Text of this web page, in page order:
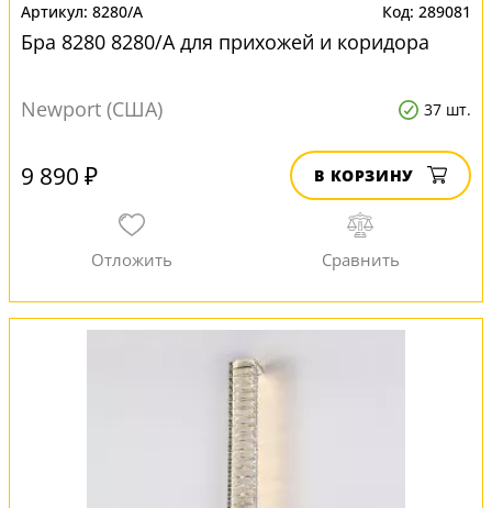
8280/А 289081
Бра 8280 8280/А для прихожей и коридора
Newport (США) 37 шт.
9 890 ₽ В КОРЗИНУ